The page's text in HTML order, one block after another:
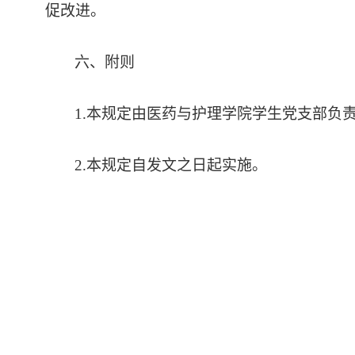
促改进。
六、附则
1.本规定由医药与护理学院学生党支部负
2.本规定自发文之日起实施。